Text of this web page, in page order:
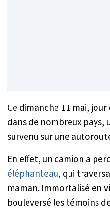
Ce dimanche 11 mai,
dans de nombreux
survenu sur une
En effet, un camion a
éléphanteau, qui
maman. Immortalisé en
bouleversé les témoins